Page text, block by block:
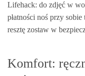
Lifehack: do zdjęć w
płatności noś przy
resztę zostaw w
Komfort: